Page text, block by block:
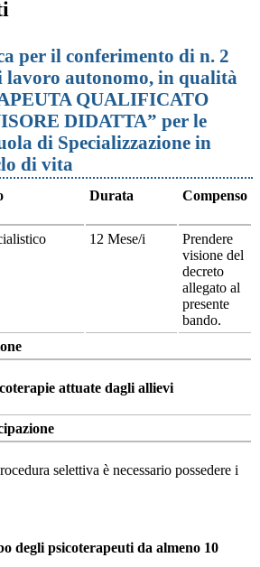
per il conferimento di n. 2
lavoro autonomo, in qualità
QUALIFICATO
DIDATTA” per le
di Specializzazione in
di vita
Durata Compenso
12 Mese/i
Prendere
visione del
decreto
allegato al
presente
bando.
attuate dagli allievi
selettiva è necessario possedere i
degli psicoterapeuti da almeno 10